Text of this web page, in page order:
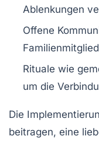
Ablenkungen
Offene
Rituale wie
um die
Die
beitragen, eine